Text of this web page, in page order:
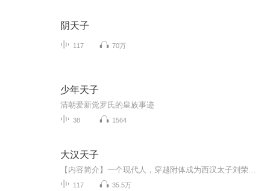
阴天子
117 70万
少年天子
清朝爱新觉罗氏的皇族事迹
38 1564
大汉天子
117 35.5万